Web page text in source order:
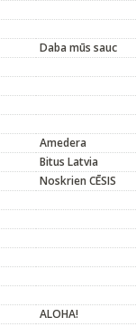
Daba mūs sauc
Amedera
Bitus Latvia
Noskrien CĒSIS
ALOHA!